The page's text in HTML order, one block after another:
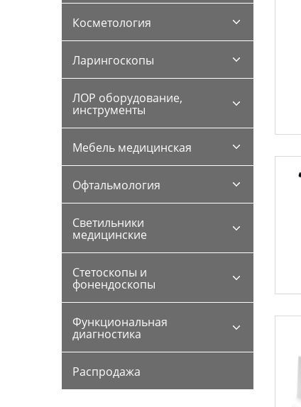
Косметология
Ларингоскопы
ЛОР оборудование,
инструменты
Мебель медицинская
Офтальмология
Светильники
медицинские
Стетоскопы и
фонендоскопы
Функциональная
диагностика
Распродажа